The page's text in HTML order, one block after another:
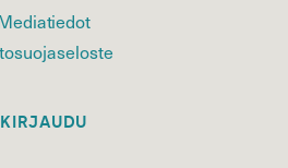
KIRJAUDU